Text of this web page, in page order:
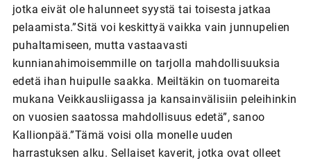
jotka eivät ole halunneet syystä tai toisesta jatkaa
pelaamista.”Sitä voi keskittyä vaikka vain junnupelien
puhaltamiseen, mutta vastaavasti
kunnianahimoisemmille on tarjolla mahdollisuuksia
edetä ihan huipulle saakka. Meiltäkin on tuomareita
mukana Veikkausliigassa ja kansainvälisiin peleihinkin
on vuosien saatossa mahdollisuus edetä”, sanoo
Kallionpää.”Tämä voisi olla monelle uuden
harrastuksen alku. Sellaiset kaverit, jotka ovat olleet